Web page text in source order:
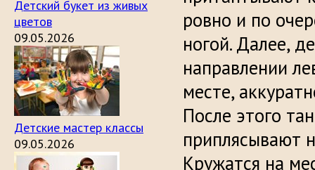
Детский букет из живых
цветов
09.05.2026
Детские мастер классы
09.05.2026
ровно и по
ногой. Далее,
направлении
месте,
После этого
приплясывают
Кружатся на